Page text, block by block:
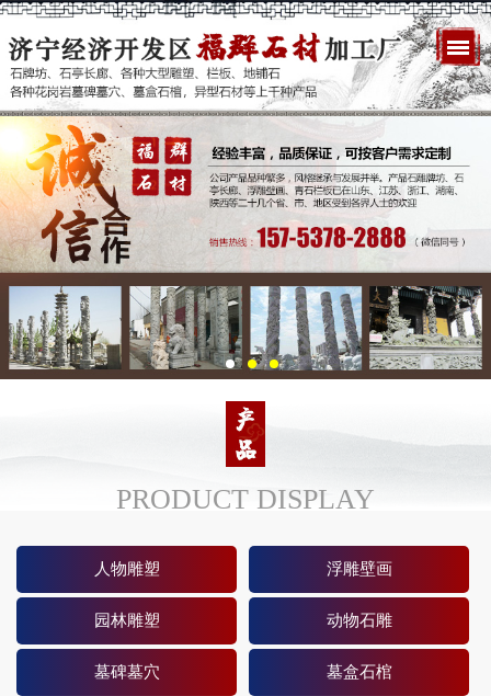
PRODUCT DISPLAY
人物雕塑 浮雕壁画
园林雕塑 动物石雕
墓碑墓穴 墓盒石棺